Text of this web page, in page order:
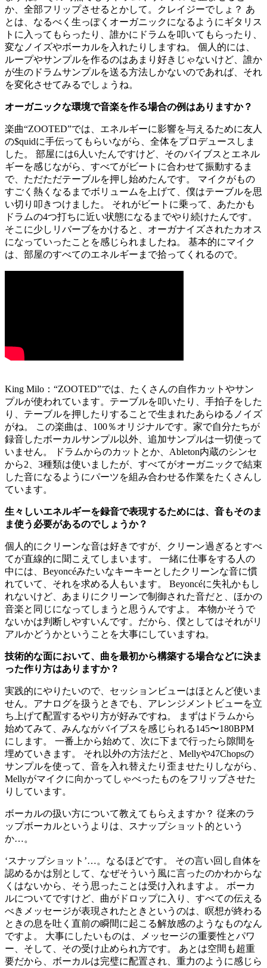
か、全部フリップさせるとかして。クレイジーでしょ？ あ
とは、なるべく生っぽくオーガニックになるようにギタリス
トに入ってもらったり、誰かにドラムを叩いてもらったり、
変なノイズやボーカルを入れたりしますね。 個人的には、
ループやサンプルを作るのはあまり好きじゃないけど、誰か
が生のドラムサンプルを送る方法しかないのであれば、それ
を変化させてみるでしょうね。
オーガニックな環境で音楽を作る場合の例はありますか？
楽曲“ZOOTED”では、エネルギーに影響を与えるために友人
の$quidに手伝ってもらいながら、全体をプロデュースしま
した。 部屋には6人いたんですけど、そのバイブスとエネル
ギーを感じながら、すべてがビートに合わせて振動するま
で、ただただテーブルを押し始めたんです。 マイクがもの
すごく熱くなるまでボリュームを上げて、僕はテーブルを思
い切り叩きつけました。 それがビートに乗って、あたかも
ドラムの4つ打ちに近い状態になるまでやり続けたんです。
そこに少しリバーブをかけると、オーガナイズされたカオス
になっていったことを感じられましたね。 基本的にマイク
は、部屋のすべてのエネルギーまで拾ってくれるので。
King Milo：“ZOOTED”では、たくさんの自作カットやサン
プルが使われています。テーブルを叩いたり、手拍子をした
り、テーブルを押したりすることで生まれたあらゆるノイズ
がね。 この楽曲は、100％オリジナルです。家で自分たちが
録音したボーカルサンプル以外、追加サンプルは一切使って
いません。 ドラムからのカットとか、Ableton内蔵のシンセ
から2、3種類は使いましたが、すべてがオーガニックで結束
した音になるようにパーツを組み合わせる作業をたくさんし
ています。
生々しいエネルギーを録音で表現するためには、音もそのま
ま使う必要があるのでしょうか？
個人的にクリーンな音は好きですが、クリーン過ぎるとすべ
てが直線的に聞こえてしまいます。 一緒に仕事をする人の
中には、Beyoncéみたいなキーキーとしたクリーンな音に慣
れていて、それを求める人もいます。 Beyoncéに失礼かもし
れないけど、あまりにクリーンで制御された音だと、ほかの
音楽と同じになってしまうと思うんですよ。 本物かそうで
ないかは判断しやすいんです。だから、僕としてはそれがリ
アルかどうかということを大事にしていますね。
技術的な面において、曲を最初から構築する場合などに決ま
った作り方はありますか？
実践的にやりたいので、セッションビューはほとんど使いま
せん。アナログを扱うときでも、アレンジメントビューを立
ち上げて配置するやり方が好みですね。 まずはドラムから
始めてみて、みんながバイブスを感じられる145〜180BPM
にします。 一番上から始めて、次に下まで行ったら隙間を
埋めていきます。 それ以外の方法だと、Mellyや47Chopsの
サンプルを使って、音を入れ替えたり歪ませたりしながら、
Mellyがマイクに向かってしゃべったものをフリップさせた
りしています。
ボーカルの扱い方について教えてもらえますか？ 従来のラ
ップボーカルというよりは、スナップショット的という
か…。
‘スナップショット’…。なるほどです。 その言い回し自体を
認めるかは別として、なぜそういう風に言ったのかわからな
くはないから、そう思ったことは受け入れますよ。 ボーカ
ルについてですけど、曲がドロップに入り、すべての伝える
べきメッセージが表現されたときというのは、瞑想が終わる
ときの息を吐く直前の瞬間に起こる解放感のようなものなん
ですよ。 大事にしたいものは、メッセージの重要性とパワ
ー、そして、その受け止められ方です。 あとは空間も超重
要だから、ボーカルは完璧に配置され、重力のように感じら